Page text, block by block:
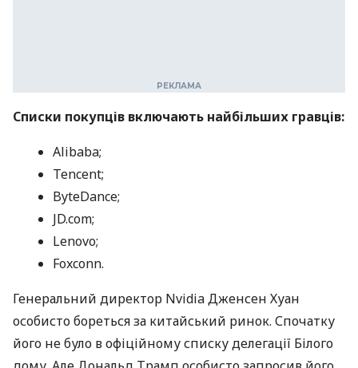
Списки покупців включають найбільших гравців:
Alibaba;
Tencent;
ByteDance;
JD.com;
Lenovo;
Foxconn.
Генеральний директор Nvidia Дженсен Хуан
особисто бореться за китайський ринок. Спочатку
його не було в офіційному списку делегації Білого